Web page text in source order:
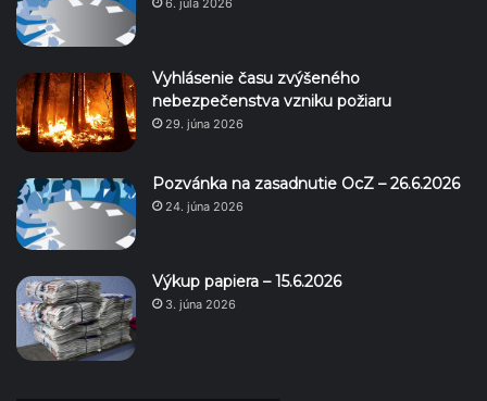
Vyhlásenie času zvýšeného
nebezpečenstva vzniku požiaru
29. júna 2026
Pozvánka na zasadnutie OcZ – 26.6.2026
24. júna 2026
Výkup papiera – 15.6.2026
3. júna 2026